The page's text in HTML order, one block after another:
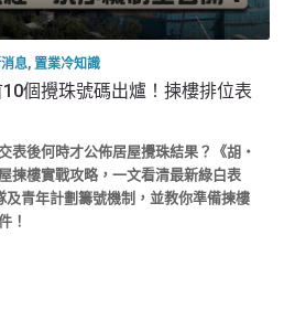
息, 置業冷知識
10個攪珠號碼出爐！揀樓排位表
表後何時才公佈居屋攪珠結果？《胡‧
揀樓實戰攻略，一文看清最新綠白表
及青年計劃籌號機制，並教你準備揀樓
！